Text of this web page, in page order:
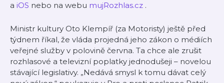
a iOS nebo na webu mujRozhlas.cz .
Ministr kultury Oto Klempíř (za Motoristy) ještě před
týdnem říkal, že vláda projedná jeho zákon o médiích
veřejné služby v polovině června. Ta chce ale zrušit
rozhlasové a televizní poplatky jednodušeji – novelou
stávající legislativy. „Nedává smysl k tomu dávat celý